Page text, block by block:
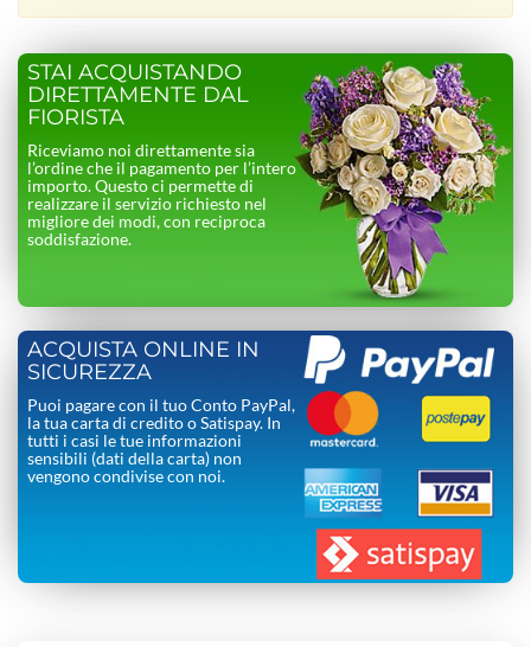
STAI ACQUISTANDO
DIRETTAMENTE DAL
FIORISTA
Riceviamo noi direttamente sia
l’ordine che il pagamento per l’intero
importo. Questo ci permette di
realizzare il servizio richiesto nel
migliore dei modi, con reciproca
soddisfazione.
ACQUISTA ONLINE IN
SICUREZZA
Puoi pagare con il tuo Conto PayPal,
la tua carta di credito o Satispay. In
tutti i casi le tue informazioni
sensibili (dati della carta) non
vengono condivise con noi.